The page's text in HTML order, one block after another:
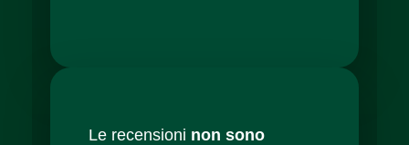
Le recensioni non sono